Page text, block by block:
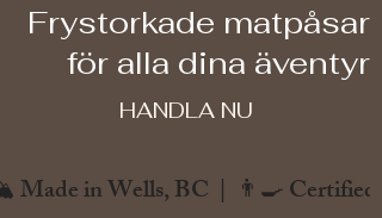
Frystorkade matpåsar
för alla dina äventyr
HANDLA NU
in Wells, BC  |  👨‍🍳 Certified